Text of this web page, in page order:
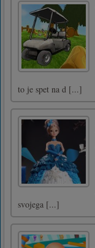
to je spet na d [...]
svojega [...]